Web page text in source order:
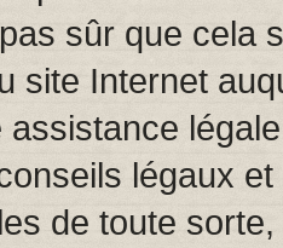
sûr que cela
site Internet
légaux
de toute